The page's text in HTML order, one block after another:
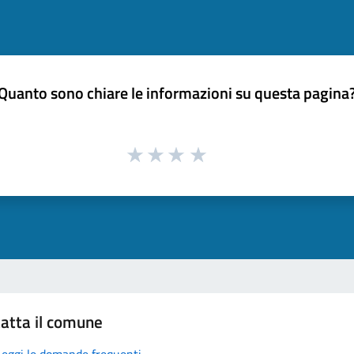
sono chiare le informazioni su questa
il comune